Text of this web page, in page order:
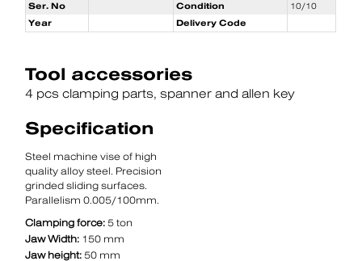
Ser. No
Condition
10/10
Year
Delivery Code
Tool accessories
4 pcs clamping parts spanner and allen key
Specification
Steel machine vise of high
quality alloy steel. Precision
grinded sliding surfaces.
Parallelism 0.005/100mm.
Clamping force: 5 ton
Jaw Width: 150 mm
Jaw height: 50 mm